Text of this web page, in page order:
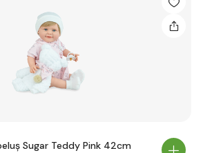
Sugar Teddy Pink 42cm